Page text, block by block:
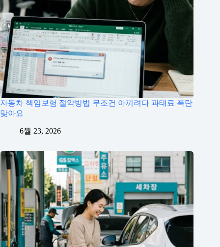
자동차 책임보험 절약방법 무조건 아끼려다 과태료 폭탄
맞아요
6월 23, 2026